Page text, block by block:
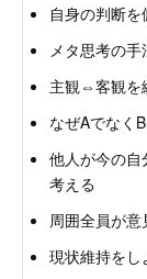
自身の判断を
メタ思考の手
主観⇔客観を
なぜAでなく
他人が今の
考える
周囲全員が
現状維持をし